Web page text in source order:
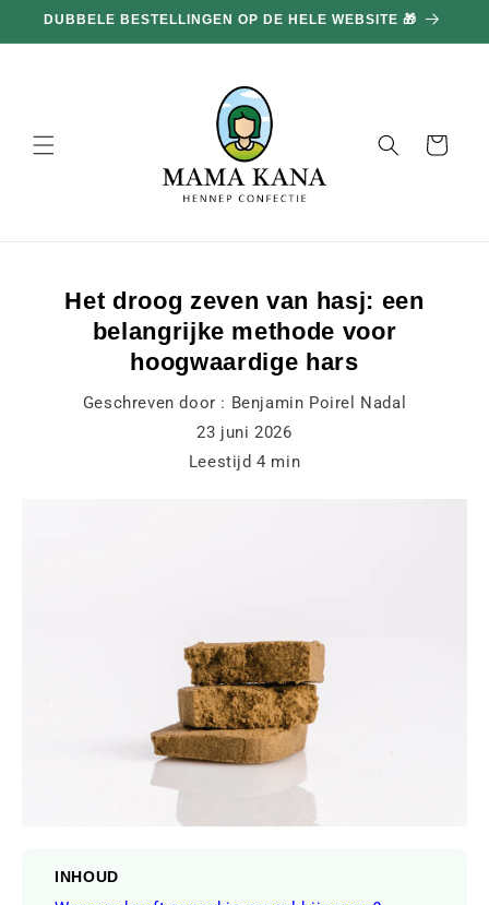
doorgaan
naar
DUBBELE BESTELLINGEN OP DE HELE WEBSITE 🎁
Mand
Het droog zeven van hasj: een
belangrijke methode voor
hoogwaardige hars
Geschreven door : Benjamin Poirel Nadal
23 juni 2026
Leestijd4 min
INHOUD